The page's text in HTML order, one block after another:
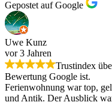
Gepostet auf Google
Uwe Kunz
vor 3 Jahren
Trustindex
Bewertung Google ist.
Ferienwohnung war top,
und Antik. Der Ausblick